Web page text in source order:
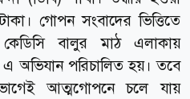
গোপন সংবাদের ভিত্তিতে
বালুর মাঠ এলাকায়
অভিযান পরিচালিত হয়। তবে
আত্মগোপনে চলে যায়